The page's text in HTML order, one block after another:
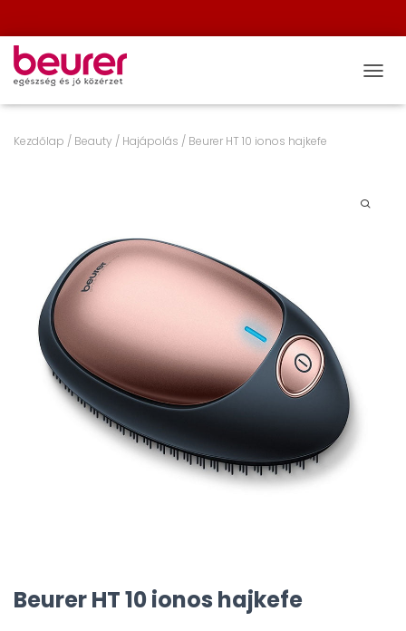
Kezdőlap / Beauty / Hajápolás / Beurer HT 10 ionos hajkefe
Beurer HT 10 ionos hajkefe